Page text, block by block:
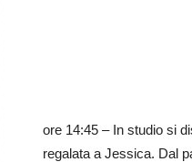
ore 14:45 – In studio si
regalata a Jessica. Dal